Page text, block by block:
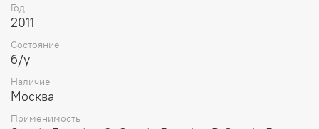
Год
2011
Состояние
б/у
Наличие
Москва
Применимость